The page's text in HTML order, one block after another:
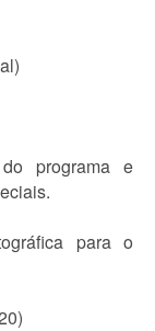
programa e
para o